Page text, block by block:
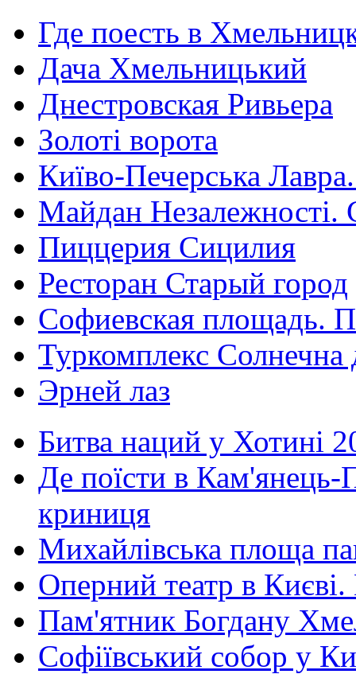
Где поесть в
Дача Хмельницький
Днестровская Ривьера
Золоті ворота
Київо-Печерська
Майдан Незалежності.
Пиццерия Сицилия
Ресторан Старый город
Софиевская площадь.
Туркомплекс Солнечна
Эрней лаз
Битва наций у Хотині
Де поїсти в Кам'янець-
криниця
Михайлівська площа
Оперний театр в
Пам'ятник Богдану
Софіївський собор у